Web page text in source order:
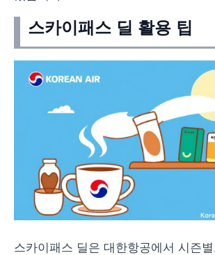
스카이패스 딜 활용 팁
스카이패스 딜은 대한항공에서 시즌